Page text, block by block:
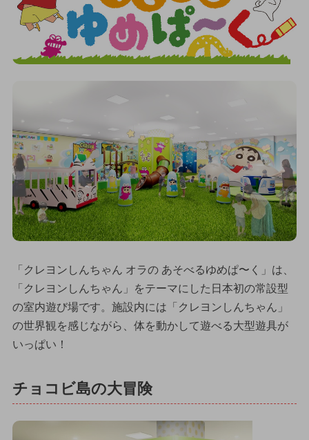
「クレヨンしんちゃん オラの あそべるゆめぱ〜く」は、
「クレヨンしんちゃん」をテーマにした日本初の常設型
の室内遊び場です。施設内には「クレヨンしんちゃん」
の世界観を感じながら、体を動かして遊べる大型遊具が
いっぱい！
チョコビ島の大冒険